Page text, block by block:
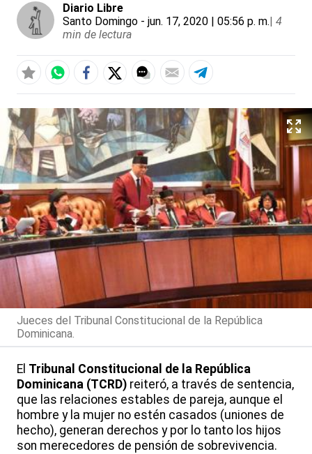
Diario Libre
Santo Domingo - jun. 17, 2020 | 05:56 p. m.| 4
min de lectura
Jueces del Tribunal Constitucional de la República
Dominicana.
El Tribunal Constitucional de la República
Dominicana (TCRD) reiteró, a través de sentencia,
que las relaciones estables de pareja, aunque el
hombre y la mujer no estén casados (uniones de
hecho), generan derechos y por lo tanto los hijos
son merecedores de pensión de sobrevivencia.